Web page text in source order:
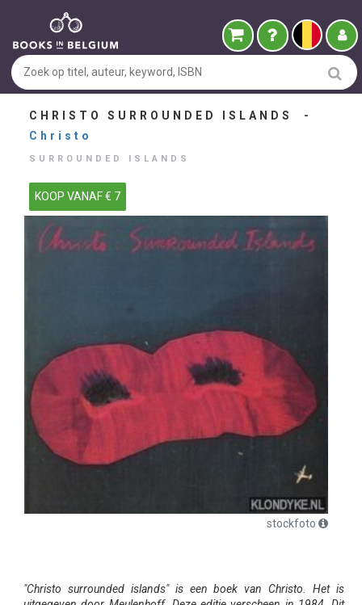
CHRISTO SURROUNDED ISLANDS -
Christo
SURROUNDED ISLANDS
KOOP VANAF € 7
stockfoto
"Christo surrounded islands" is een boek van Christo. Het is